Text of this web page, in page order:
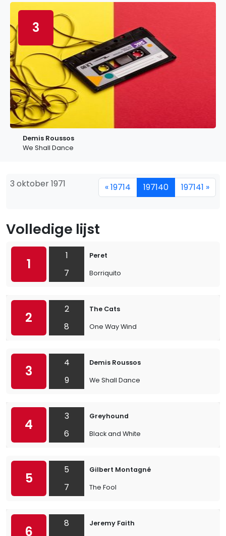
3
Demis Roussos
We Shall Dance
3 oktober 1971 « 19714 197140 197141 »
Volledige lijst
1
1
7
Peret
Borriquito
2
2
8
The Cats
One Way Wind
3
4
9
Demis Roussos
We Shall Dance
4
3
6
Greyhound
Black and White
5
5
7
Gilbert Montagné
The Fool
6
8
Jeremy Faith